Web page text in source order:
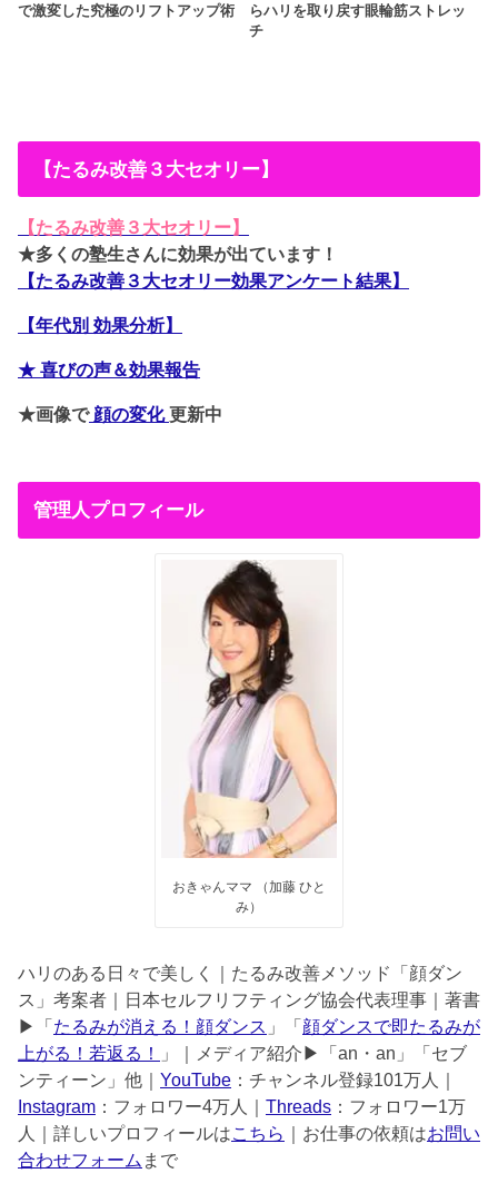
で激変した究極のリフトアップ術
らハリを取り戻す眼輪筋ストレッ
チ
【たるみ改善３大セオリー】
【たるみ改善３大セオリー】
★多くの塾生さんに効果が出ています！
【たるみ改善３大セオリー効果アンケート結果】
【年代別 効果分析】
★ 喜びの声＆効果報告
★画像で顔の変化更新中
管理人プロフィール
おきゃんママ （加藤 ひと
み）
ハリのある日々で美しく｜たるみ改善メソッド「顔ダン
ス」考案者｜日本セルフリフティング協会代表理事｜著書
▶︎「 たるみが消える！顔ダンス 」「 顔ダンスで即たるみが
上がる！若返る！
」｜メディア紹介▶︎「an・an」「セブ
ンティーン」他｜ YouTube ：チャンネル登録101万人｜
Instagram ：フォロワー4万人｜ Threads ：フォロワー1万
人｜詳しいプロフィールはこちら ｜お仕事の依頼はお問い
合わせフォーム まで